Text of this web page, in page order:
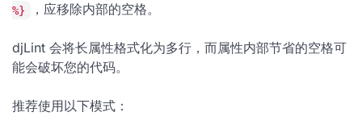
%}
，应移除内部的空格。
djLint 会将长属性格式化为多行，而属性内部节省的空格可
能会破坏您的代码。
推荐使用以下模式：